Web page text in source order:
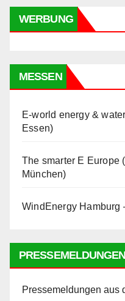
WERBUNG
MESSEN
E-world energy &
Essen)
The smarter E Europe
München)
WindEnergy Hamburg
PRESSEMELDUNGEN
Pressemeldungen aus